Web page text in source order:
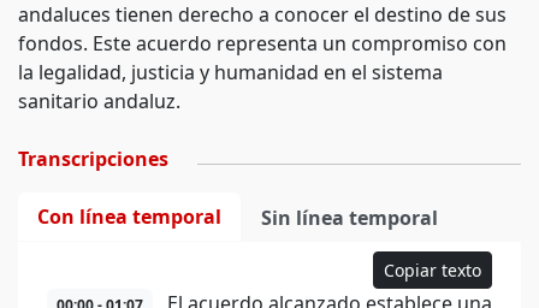
andaluces tienen derecho a conocer el destino de sus
fondos. Este acuerdo representa un compromiso con
la legalidad, justicia y humanidad en el sistema
sanitario andaluz.
Transcripciones
Con línea temporal Sin línea temporal
Copiar texto